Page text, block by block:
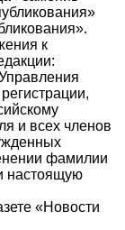
к
и всех членов
фамилии
настоящую
«Новости